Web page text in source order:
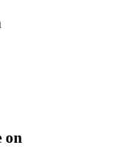
on